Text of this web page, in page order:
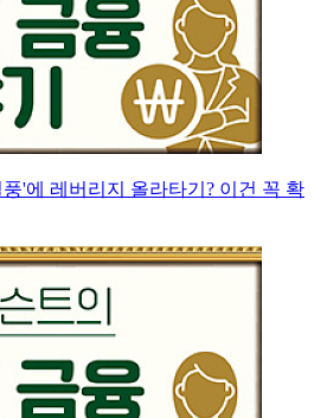
'에 레버리지 올라타기? 이건 꼭 확